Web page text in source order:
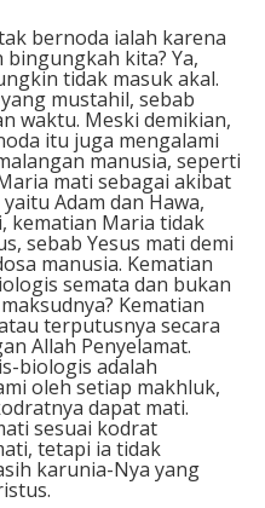
bernoda ialah karena
kita? Ya,
tidak masuk akal.
mustahil, sebab
waktu. Meski demikian,
itu juga mengalami
manusia, seperti
mati sebagai akibat
Adam dan Hawa,
kematian Maria tidak
sebab Yesus mati demi
manusia. Kematian
semata dan bukan
Kematian
terputusnya secara
Allah Penyelamat.
biologis adalah
oleh setiap makhluk,
dapat mati.
sesuai kodrat
tetapi ia tidak
karunia-Nya yang